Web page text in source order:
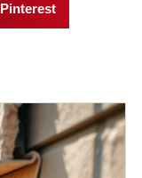
Pinterest